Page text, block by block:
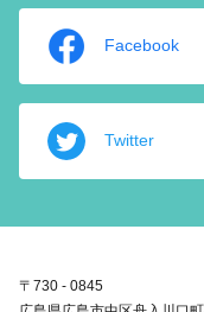
Facebook
Twitter
〒730 - 0845